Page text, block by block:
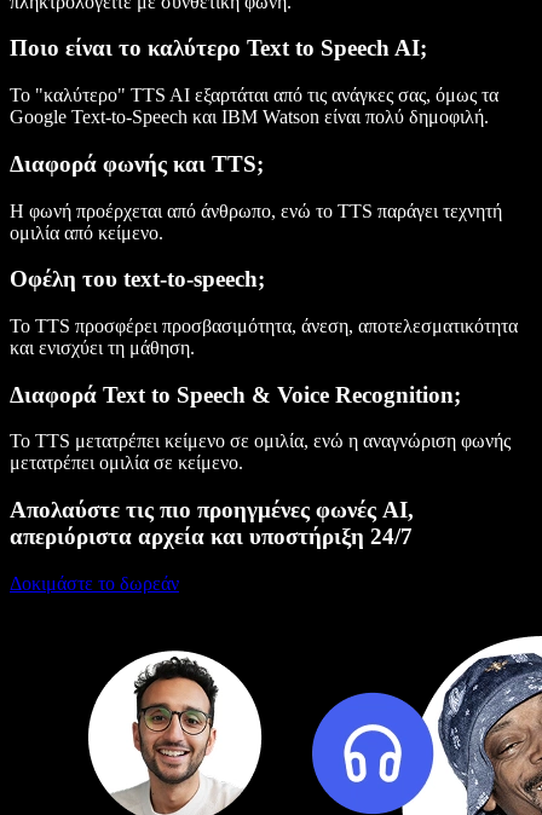
Ποιο είναι το καλύτερο Text to Speech AI;
Το "καλύτερο" TTS AI εξαρτάται από τις ανάγκες σας, όμως τα
Google Text-to-Speech και IBM Watson είναι πολύ δημοφιλή.
Διαφορά φωνής και TTS;
Η φωνή προέρχεται από άνθρωπο, ενώ το TTS παράγει τεχνητή
ομιλία από κείμενο.
Οφέλη του text-to-speech;
Το TTS προσφέρει προσβασιμότητα, άνεση, αποτελεσματικότητα
και ενισχύει τη μάθηση.
Διαφορά Text to Speech & Voice Recognition;
Το TTS μετατρέπει κείμενο σε ομιλία, ενώ η αναγνώριση φωνής
μετατρέπει ομιλία σε κείμενο.
Απολαύστε τις πιο προηγμένες φωνές AI,
απεριόριστα αρχεία και υποστήριξη 24/7
Δοκιμάστε το δωρεάν